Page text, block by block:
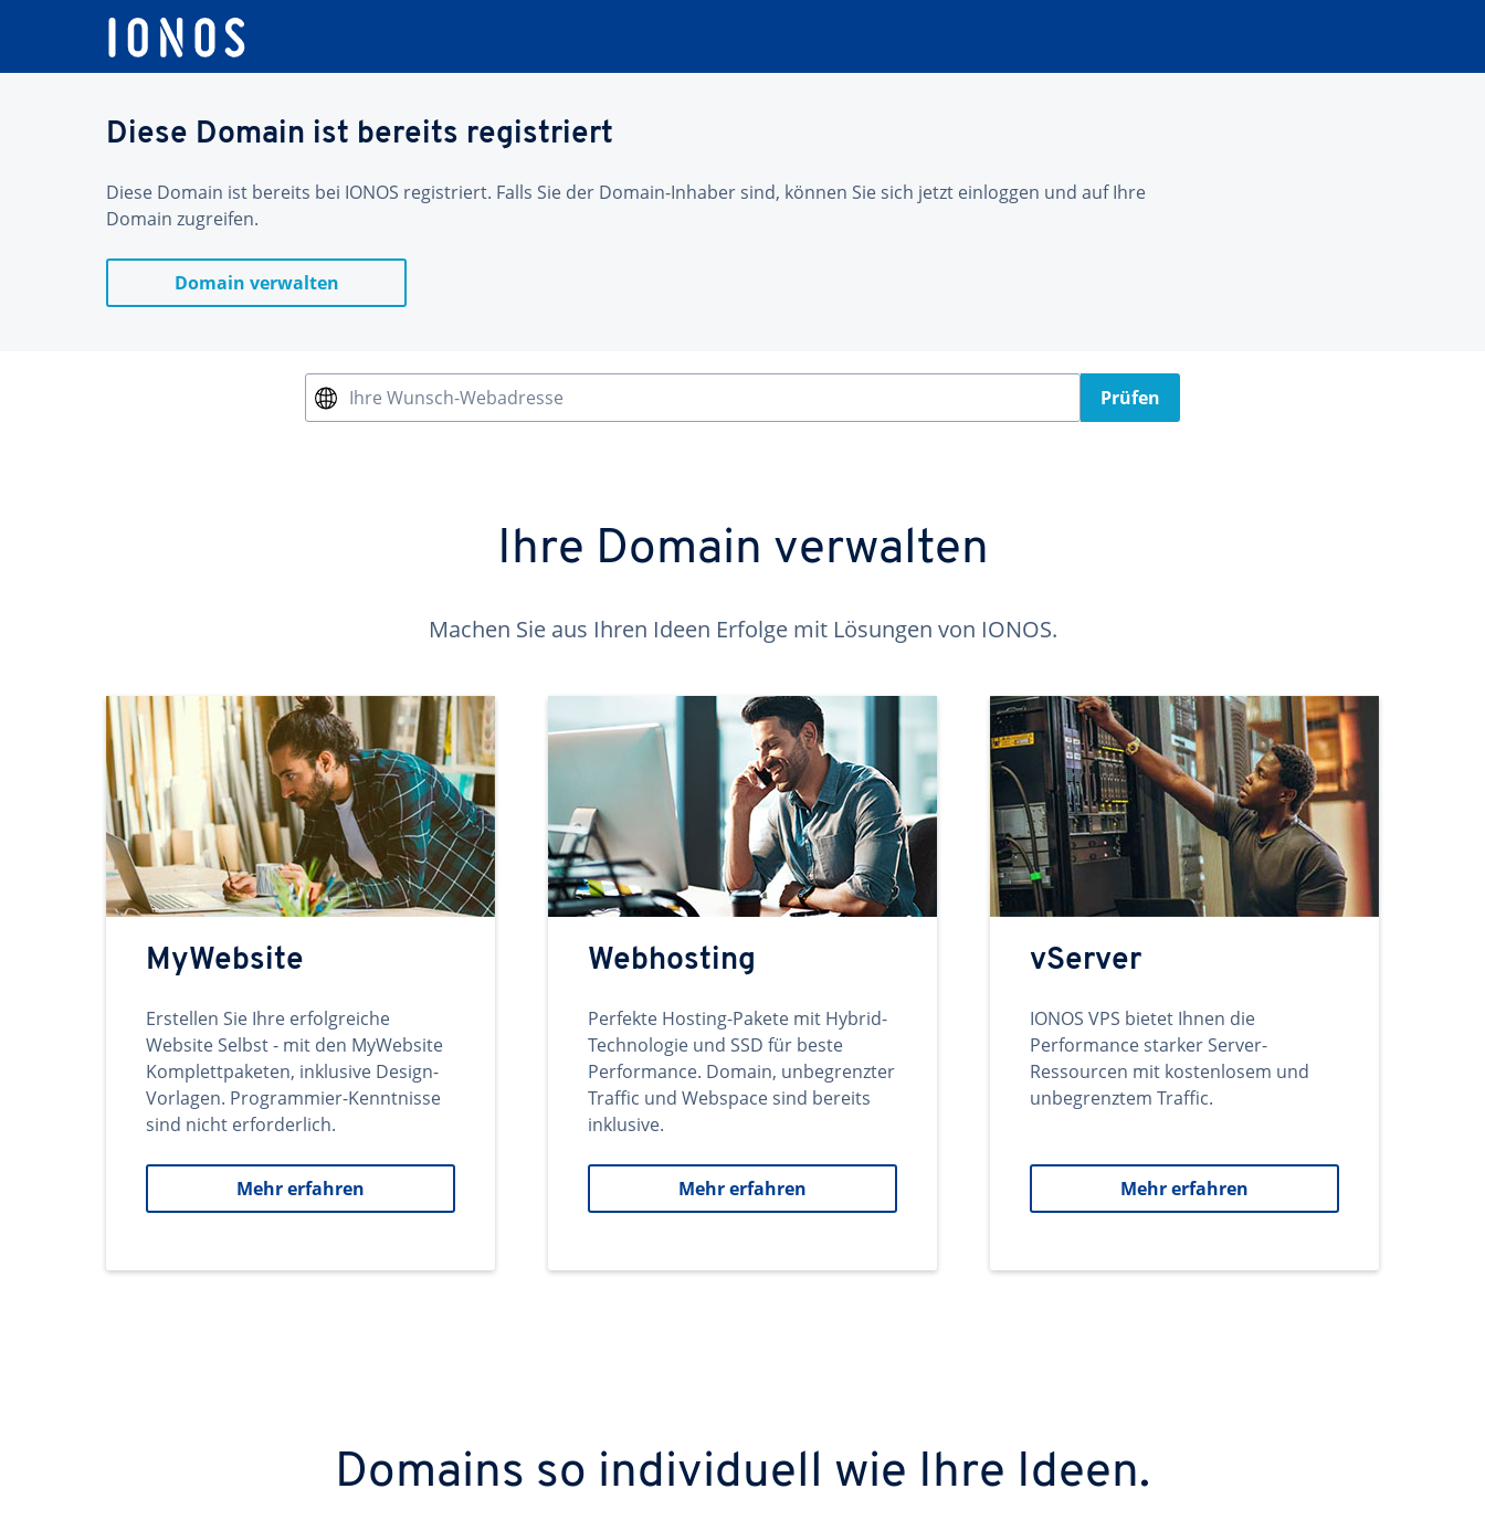
Diese Domain ist bereits registriert
Diese Domain ist bereits bei IONOS registriert. Falls Sie der Domain-Inhaber sind, können Sie sich jetzt einloggen und auf Ihre
Domain zugreifen.
Domain verwalten
Ihre Wunsch-Webadresse Prüfen
Ihre Domain verwalten
Machen Sie aus Ihren Ideen Erfolge mit Lösungen von IONOS.
MyWebsite
Erstellen Sie Ihre erfolgreiche
Website Selbst - mit den MyWebsite
Komplettpaketen, inklusive Design-
Vorlagen. Programmier-Kenntnisse
sind nicht erforderlich.
Mehr erfahren
Webhosting
Perfekte Hosting-Pakete mit Hybrid-
Technologie und SSD für beste
Performance. Domain, unbegrenzter
Traffic und Webspace sind bereits
inklusive.
Mehr erfahren
vServer
IONOS VPS bietet Ihnen die
Performance starker Server-
Ressourcen mit kostenlosem und
unbegrenztem Traffic.
Mehr erfahren
Domains so individuell wie Ihre Ideen.